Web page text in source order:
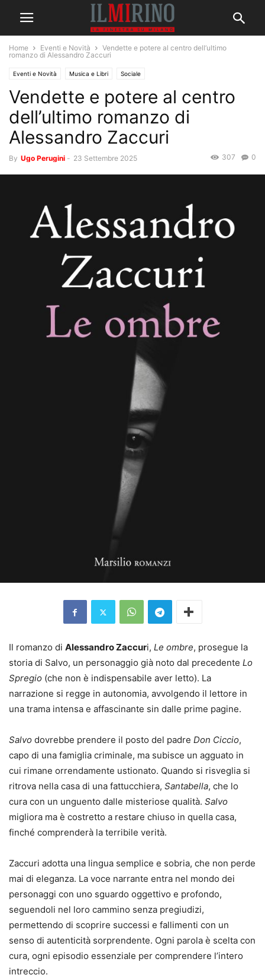
Home Eventi e Novità
Vendette e potere al centro dell’ultimo
romanzo di Alessandro Zaccuri
Eventi e Novità Musica e Libri Sociale
Vendette e potere al centro
dell’ultimo romanzo di
Alessandro Zaccuri
By Ugo Perugini - 23 Settembre 2025 0
307
Il romanzo di Alessandro Zaccuri, Le ombre, prosegue la
storia di Salvo, un personaggio già noto dal precedente Lo
Spregio (che non è indispensabile aver letto). La
narrazione si regge in autonomia, avvolgendo il lettore in
una trama intensa e affascinante sin dalle prime pagine.
Salvo dovrebbe prendere il posto del padre Don Ciccio,
capo di una famiglia criminale, ma subisce un agguato in
cui rimane orrendamente ustionato. Quando si risveglia si
ritrova nella casa di una fattucchiera, Santabella, che lo
cura con un unguento dalle misteriose qualità. Salvo
migliora ma è costretto a restare chiuso in quella casa,
finché comprenderà la terribile verità.
Zaccuri adotta una lingua semplice e sobria, che non perde
mai di eleganza. La voce narrante entra nel mondo dei
personaggi con uno sguardo oggettivo e profondo,
seguendoli nel loro cammino senza pregiudizi,
permettendo di scoprire successi e fallimenti con un
senso di autenticità sorprendente. Ogni parola è scelta con
cura, ogni episodio essenziale per comprendere l’intero
intreccio.